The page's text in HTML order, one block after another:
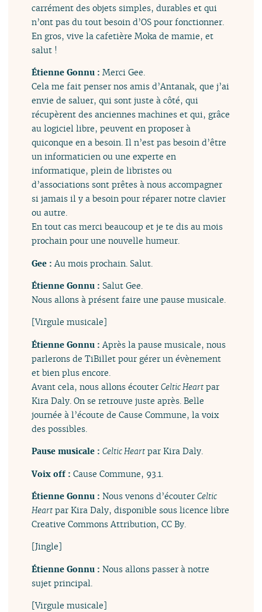
carrément des objets simples, durables et qui
n’ont pas du tout besoin d’OS pour fonctionner.
En gros, vive la cafetière Moka de mamie, et
salut !
Étienne Gonnu :Merci Gee.
Cela me fait penser nos amis d’Antanak, que j’ai
envie de saluer, qui sont juste à côté, qui
récupèrent des anciennes machines et qui, grâce
au logiciel libre, peuvent en proposer à
quiconque en a besoin. Il n’est pas besoin d’être
un informaticien ou une experte en
informatique, plein de libristes ou
d’associations sont prêtes à nous accompagner
si jamais il y a besoin pour réparer notre clavier
ou autre.
En tout cas merci beaucoup et je te dis au mois
prochain pour une nouvelle humeur.
Gee :Au mois prochain. Salut.
Étienne Gonnu : Salut Gee.
Nous allons à présent faire une pause musicale.
[Virgule musicale]
Étienne Gonnu :Après la pause musicale, nous
parlerons de TiBillet pour gérer un évènement
et bien plus encore.
Avant cela, nous allons écouterCeltic Heart par
Kira Daly. On se retrouve juste après. Belle
journée à l’écoute de Cause Commune, la voix
des possibles.
Pause musicale :Celtic Heart par Kira Daly.
Voix off :Cause Commune, 93.1.
Étienne Gonnu :Nous venons d’écouterCeltic
Heart par Kira Daly, disponible sous licence libre
Creative Commons Attribution, CC By.
[Jingle]
Étienne Gonnu :Nous allons passer à notre
sujet principal.
[Virgule musicale]